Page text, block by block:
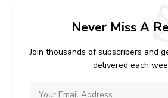
Never Miss A
Join thousands of subscribers and
delivered each